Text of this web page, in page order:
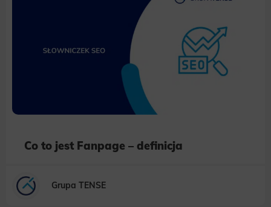
Co to jest Fanpage – definicja
Grupa TENSE